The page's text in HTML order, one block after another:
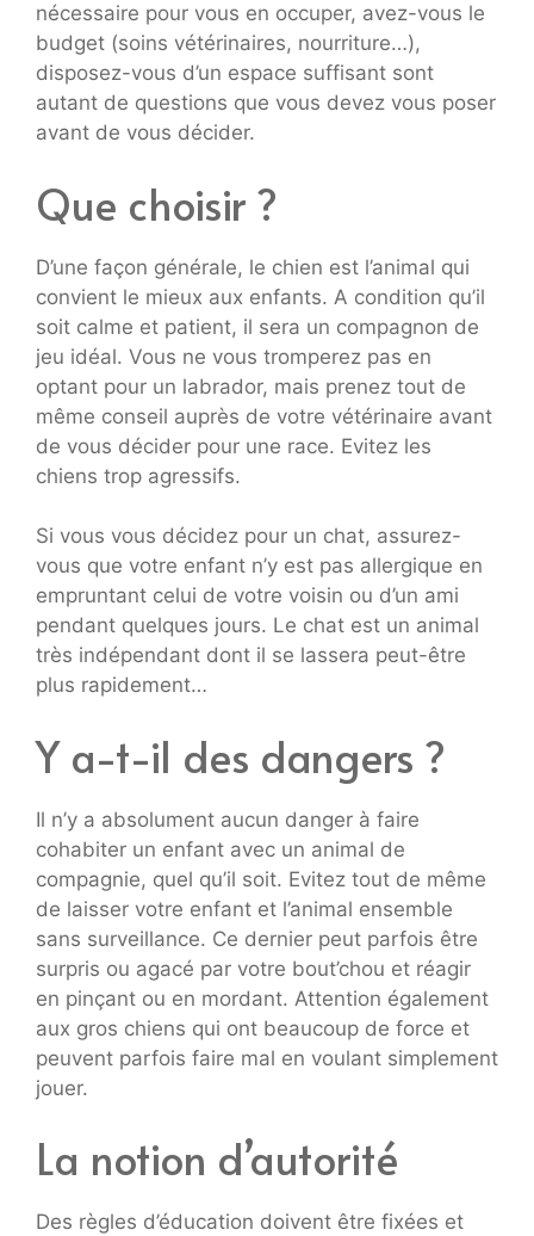
nécessaire pour vous en occuper, avez-vous le
budget (soins vétérinaires, nourriture…),
disposez-vous d’un espace suffisant sont
autant de questions que vous devez vous poser
avant de vous décider.
Que choisir ?
D’une façon générale, le chien est l’animal qui
convient le mieux aux enfants. A condition qu’il
soit calme et patient, il sera un compagnon de
jeu idéal. Vous ne vous tromperez pas en
optant pour un labrador, mais prenez tout de
même conseil auprès de votre vétérinaire avant
de vous décider pour une race. Evitez les
chiens trop agressifs.
Si vous vous décidez pour un chat, assurez-
vous que votre enfant n’y est pas allergique en
empruntant celui de votre voisin ou d’un ami
pendant quelques jours. Le chat est un animal
très indépendant dont il se lassera peut-être
plus rapidement…
Y a-t-il des dangers ?
Il n’y a absolument aucun danger à faire
cohabiter un enfant avec un animal de
compagnie, quel qu’il soit. Evitez tout de même
de laisser votre enfant et l’animal ensemble
sans surveillance. Ce dernier peut parfois être
surpris ou agacé par votre bout’chou et réagir
en pinçant ou en mordant. Attention également
aux gros chiens qui ont beaucoup de force et
peuvent parfois faire mal en voulant simplement
jouer.
La notion d’autorité
Des règles d’éducation doivent être fixées et